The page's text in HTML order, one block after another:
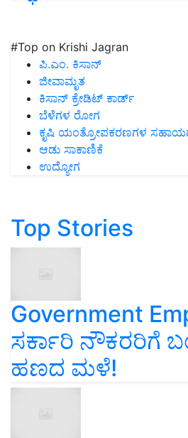
#Top on Krishi Jagran
ಪಿ.ಎಂ. ಕಿಸಾನ್
ಜೀವಾಮೃತ
ಕಿಸಾನ್ ಕ್ರೇಡಿಟ್ ಕಾರ್ಡ್
ಬೆಳೆಗಳ ರೋಗ
ಕೃಷಿ ಯಂತ್ರೋಪಕರಣಗಳ
ಆಡು ಸಾಕಾಣಿಕೆ
ಉದ್ಯೋಗ
Top Stories
Government
ಸರ್ಕಾರಿ ನೌಕರರಿಗೆ
ಹಣದ ಮಳೆ!